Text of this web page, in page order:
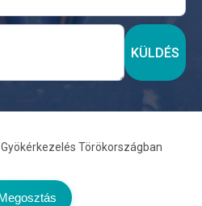
KÜLDÉS
Gyökérkezelés Törökországban